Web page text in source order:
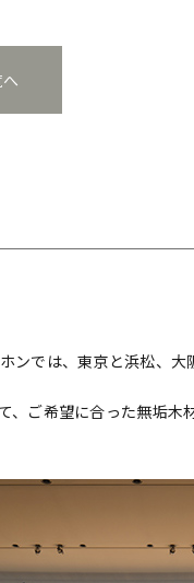
では、東京と浜松、
ご希望に合った無垢木